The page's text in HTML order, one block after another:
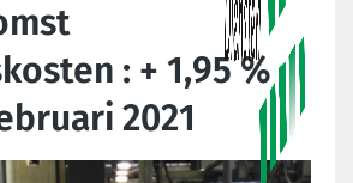
: + 1,95 %
2021